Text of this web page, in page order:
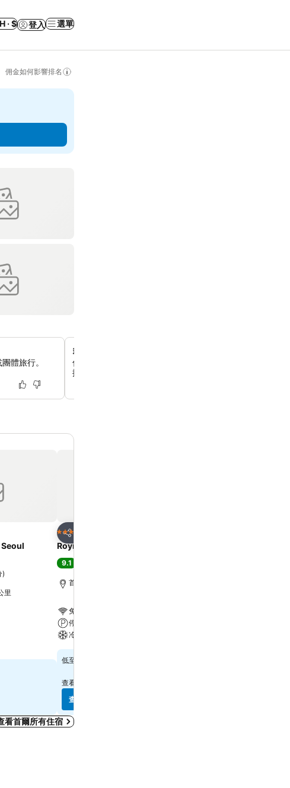
· $ 登入 選單
佣金如何影響排名
體旅行。
多樣化的自助早餐選擇
你可以從多種美味的自助餐點中開始新的一天，包括韓式
擇，滿足不同口味。
)
里
分享
4 星級
Roynet Hotel Seoul Mapo
9.1
首爾, 距離市中心 3.8 公里
免費 Wi-Fi
停車場
冷氣
低至
查看
查看價格
看首爾所有住宿